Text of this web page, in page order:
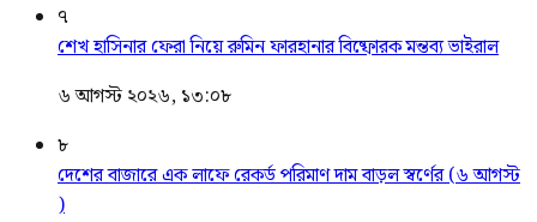
৭
শেখ হাসিনার ফেরা নিয়ে রুমিন ফারহানার বিষ্ফোরক মন্তব্য ভাইরাল
৬ আগস্ট ২০২৬, ১৩:০৮
৮
দেশের বাজারে এক লাফে রেকর্ড পরিমাণ দাম বাড়ল স্বর্ণের (৬ আগস্ট
)